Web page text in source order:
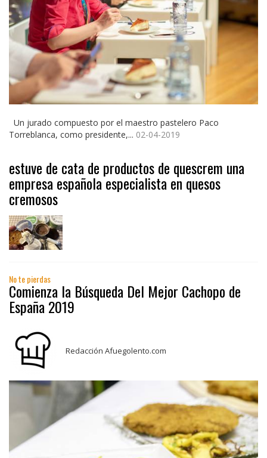
Un jurado compuesto por el maestro pastelero Paco
Torreblanca, como presidente,... 02-04-2019
estuve de cata de productos de quescrem una
empresa española especialista en quesos
cremosos
No te pierdas
Comienza la Búsqueda Del Mejor Cachopo de
España 2019
Redacción Afuegolento.com